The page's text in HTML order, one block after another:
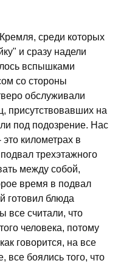
среди которых
и сразу надели
вспышками
со стороны
обслуживали
присутствовавших на
под подозрение. Нас
километрах в
трехэтажного
между собой,
время в подвал
готовил блюда
все считали, что
человека, потому
говорится, на все
все боялись того, что